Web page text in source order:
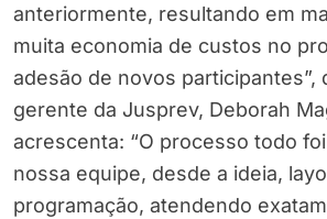
anteriormente, resultando em
muita economia de custos no
adesão de novos participantes”,
gerente da Jusprev, Deborah
acrescenta: “O processo todo
nossa equipe, desde a ideia,
programação, atendendo